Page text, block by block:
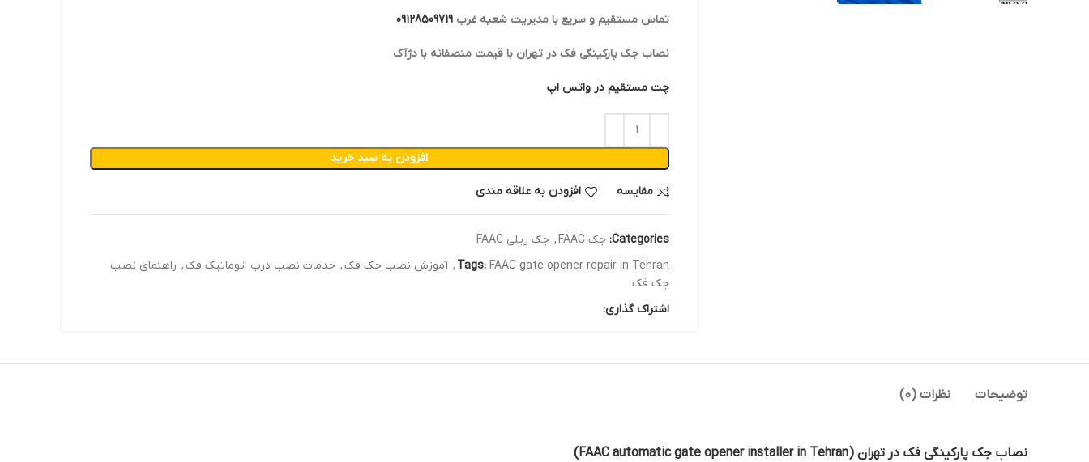
تماس مستقیم و سریع با مدیریت شعبه غرب09128509719
نصاب جک پارکینگی فک در تهران با قیمت منصفانه با دژآک
چت مستقیم در واتس اپ
افزودن به سبد خرید
مقایسه افزودن به علاقه مندی
Categories: جک FAAC , جک ریلی FAAC
Tags: FAAC gate opener repair in Tehran
, آموزش نصب جک فک, خدمات نصب درب اتوماتیک فک, راهنمای نصب
جک فک
اشتراک گذاری:
توضیحات نظرات (0)
نصاب جک پارکینگی فک در تهران (FAAC automatic gate opener installer in Tehran)